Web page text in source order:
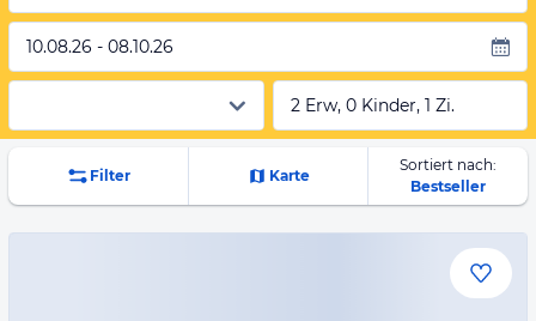
10.08.26 - 08.10.26
2 Erw, 0 Kinder, 1 Zi.
Filter Karte
Sortiert nach:
Bestseller